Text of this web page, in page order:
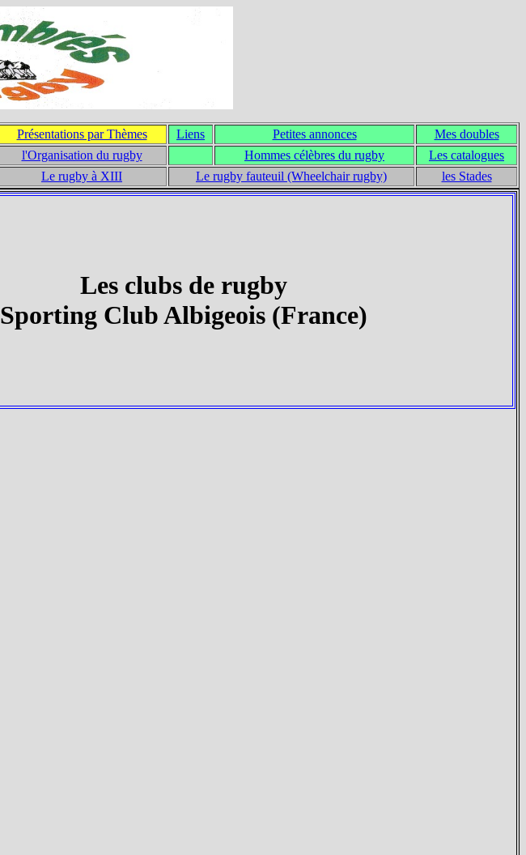
Présentations par Thèmes Liens Petites annonces
Mes doubles
l'Organisation du rugby Hommes célèbres du rugby
Les catalogues
Le rugby à XIII Le rugby fauteuil (Wheelchair rugby)
les Stades
Les clubs de rugby
Sporting Club Albigeois (France)